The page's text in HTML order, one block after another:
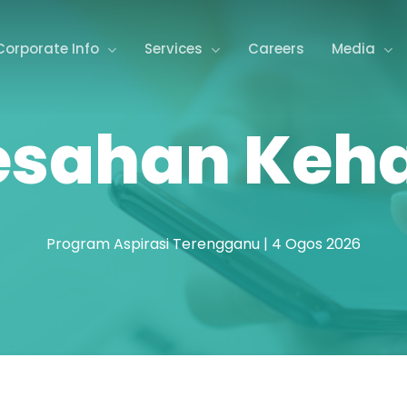
Info Services Careers Media
Program Aspirasi Terengganu | 4 Ogos 2026